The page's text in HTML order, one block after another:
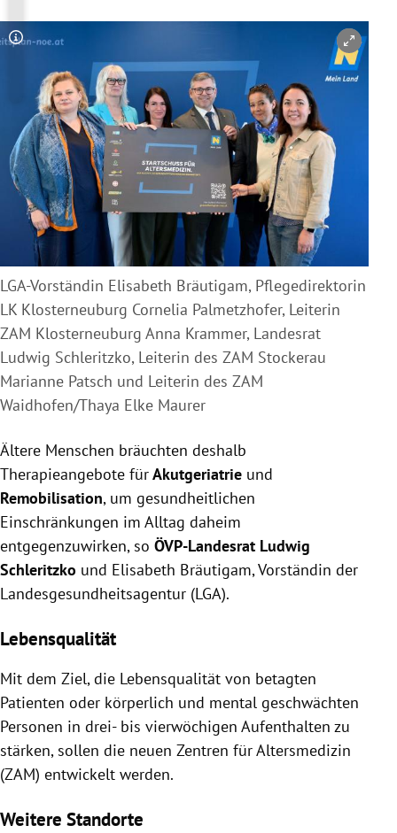
Copyright-Hinweis öffnen/schließen
LGA-Vorständin Elisabeth Bräutigam, Pflegedirektorin
LK Klosterneuburg Cornelia Palmetzhofer, Leiterin
ZAM Klosterneuburg Anna Krammer, Landesrat
Ludwig Schleritzko, Leiterin des ZAM Stockerau
Marianne Patsch und Leiterin des ZAM
Waidhofen/Thaya Elke Maurer
Ältere Menschen bräuchten deshalb
Therapieangebote fürAkutgeriatrie und
Remobilisation, um gesundheitlichen
Einschränkungen im Alltag daheim
entgegenzuwirken, so ÖVP-Landesrat Ludwig
Schleritzko und Elisabeth Bräutigam, Vorständin der
Landesgesundheitsagentur (LGA).
Lebensqualität
Mit dem Ziel, die Lebensqualität von betagten
Patienten oder körperlich und mental geschwächten
Personen in drei- bis vierwöchigen Aufenthalten zu
stärken, sollen die neuen Zentren für Altersmedizin
(ZAM) entwickelt werden.
Weitere Standorte